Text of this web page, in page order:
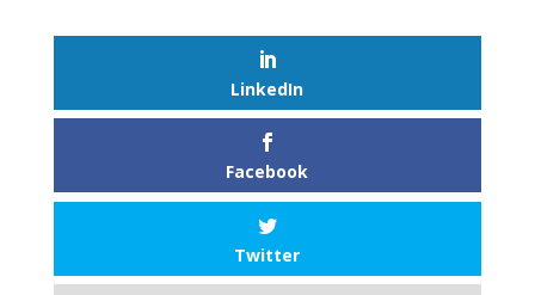
LinkedIn
Facebook
Twitter